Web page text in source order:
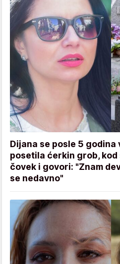
Dijana se posle 5 godina
posetila ćerkin grob,
čovek i govori: "Znam
se nedavno"